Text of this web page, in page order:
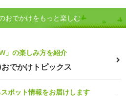
おでかけをもっと楽しむ
」の楽しみ方を紹介
でかけトピックス
ポット情報をお届けします